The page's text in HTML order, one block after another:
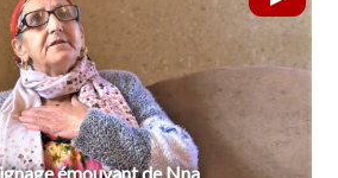
émouvant de Nna